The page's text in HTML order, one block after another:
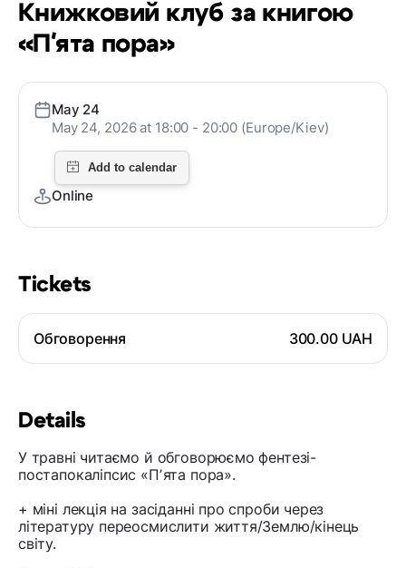
Tickets
Обговорення 300.00 UAH
Details
У травні читаємо й обговорюємо фентезі-
постапокаліпсис «Пʼята пора».
+ міні лекція на засіданні про спроби через
літературу переосмислити життя/Землю/кінець
світу.
Книжковий клуб за книгою
«Пʼята пора»
May 24
May 24, 2026 at 18:00 - 20:00 (Europe/Kiev)
Online